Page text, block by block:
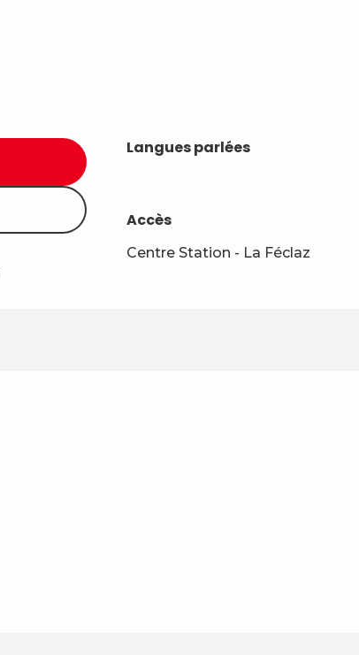
Langues parlées
Langues parlées
Accès
Accès
Centre Station - La Féclaz